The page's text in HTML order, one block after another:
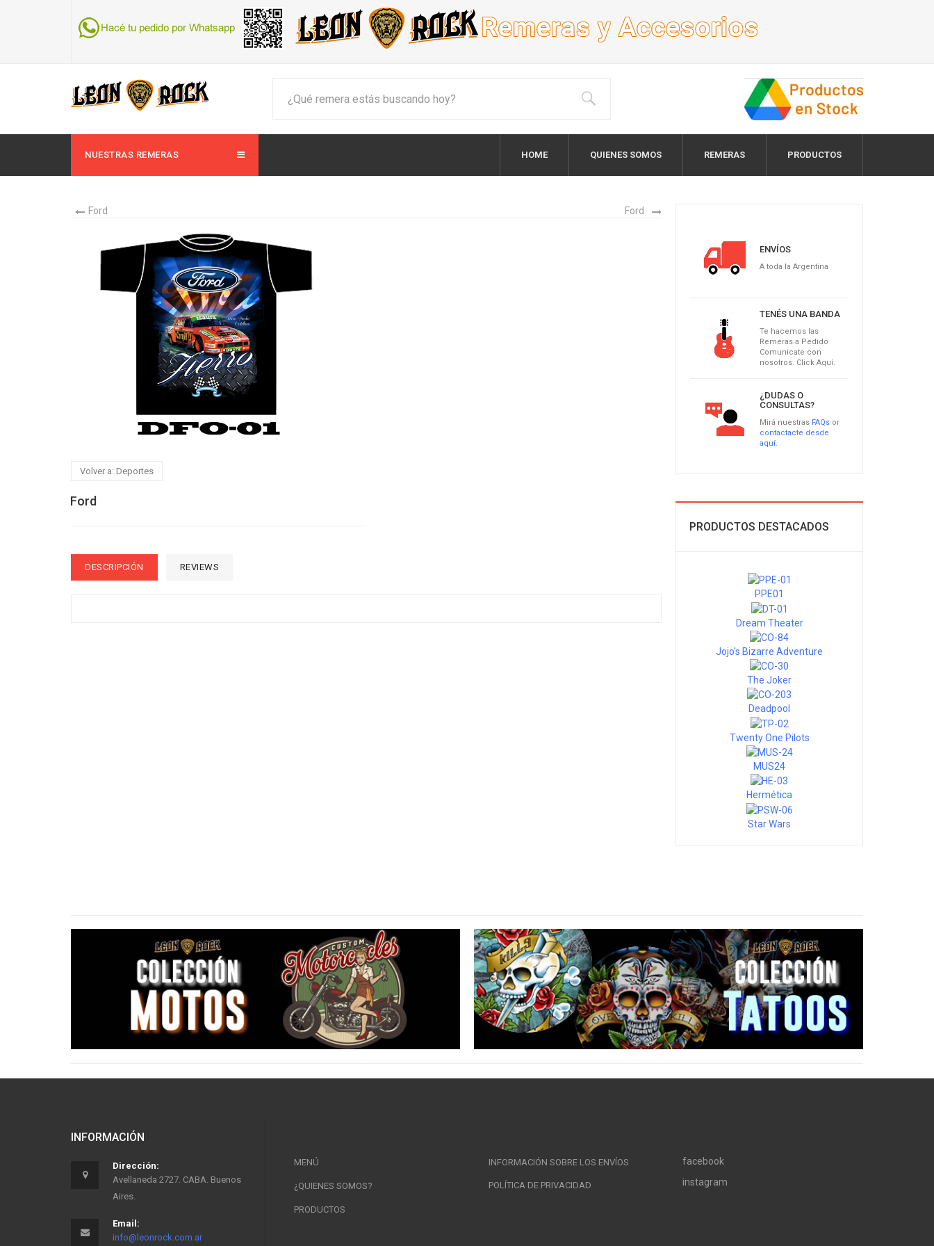
NUESTRAS REMERAS HOME QUIENES SOMOS REMERAS PRODUCTOS
Ford Ford
Volver a: Deportes
Ford
DESCRIPCIÓN REVIEWS
ENVÍOS
A toda la Argentina
TENÉS UNA BANDA
Te hacemos las
Remeras a Pedido
Comunicate con
nosotros. Click Aquí.
¿DUDAS O
CONSULTAS?
Mirá nuestras FAQs or
contactacte desde
aquí
PRODUCTOS DESTACADOS
PPE01
Dream Theater
Jojo's Bizarre Adventure
The Joker
Deadpool
Twenty One Pilots
MUS24
Hermética
Star Wars
INFORMACIÓN
Dirección:
Avellaneda 2727. CABA. Buenos
Aires.
Email:
info@leonrock.com.ar
MENÚ
¿QUIENES SOMOS?
PRODUCTOS
INFORMACIÓN SOBRE LOS ENVÍOS
POLÍTICA DE PRIVACIDAD
facebook
instagram